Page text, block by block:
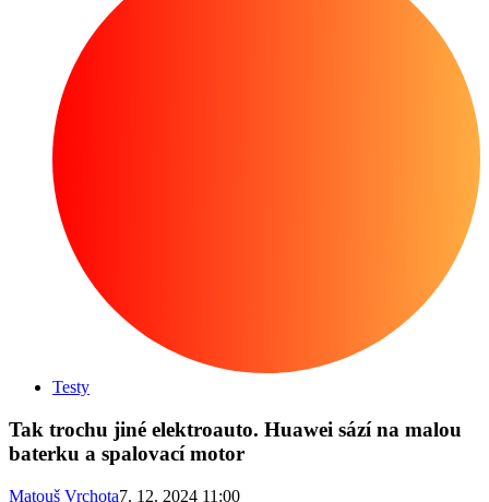
Testy
Tak trochu jiné elektroauto. Huawei sází na malou
baterku a spalovací motor
Matouš Vrchota7. 12. 2024 11:00